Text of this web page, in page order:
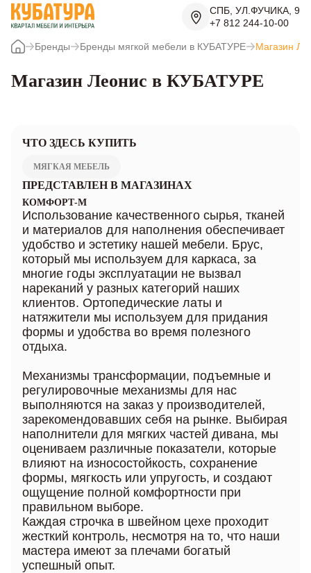
СПБ, УЛ.ФУЧИКА, 9
+7 812 244-10-00
Бренды Бренды мягкой мебели в КУБАТУРЕ Магазин
Магазин Леонис в КУБАТУРЕ
ЧТО ЗДЕСЬ КУПИТЬ
МЯГКАЯ МЕБЕЛЬ
ПРЕДСТАВЛЕН В МАГАЗИНАХ
КОМФОРТ-М
Использование качественного сырья, тканей
и материалов для наполнения обеспечивает
удобство и эстетику нашей мебели. Брус,
который мы используем для каркаса, за
многие годы эксплуатации не вызвал
нареканий у разных категорий наших
клиентов. Ортопедические латы и
натяжители мы используем для придания
формы и удобства во время полезного
отдыха.
Механизмы трансформации, подъемные и
регулировочные механизмы для нас
выполняются на заказ у производителей,
зарекомендовавших себя на рынке. Выбирая
наполнители для мягких частей дивана, мы
оцениваем различные показатели, которые
влияют на износостойкость, сохранение
формы, мягкость или упругость, и создают
ощущение полной комфортности при
правильном выборе.
Каждая строчка в швейном цехе проходит
жесткий контроль, несмотря на то, что наши
мастера имеют за плечами богатый
успешный опыт.